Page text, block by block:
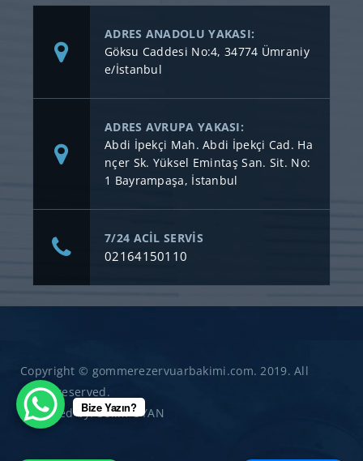
ADRES ANADOLU YAKASI:
Göksu Caddesi No:4, 34774 Ümraniy
e/İstanbul
ADRES AVRUPA YAKASI:
Abdi İpekçi Mah. Abdi İpekçi Cad. Ha
nçer Sk. Yüksel Emintaş San. Sit. No:
1 Bayrampaşa, İstanbul
7/24 ACİL SERVİS
02164150110
Copyright © gommerezervuarbakimi.com. 2019. All
rights reserved.
Designed by:Selim OYAN
Bize Yazın?